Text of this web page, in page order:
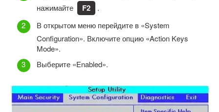
нажимайте
F2
.
В открытом меню перейдите в «System
Configuration». Включите опцию «Action Keys
Mode».
Выберите «Enabled».